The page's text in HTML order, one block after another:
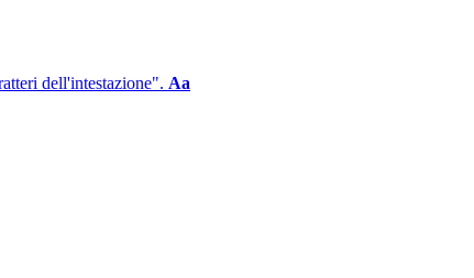
dell'intestazione". Aa